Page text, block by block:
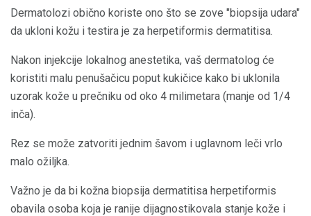
Dermatolozi obično koriste ono što se zove "biopsija udara"
da ukloni kožu i testira je za herpetiformis dermatitisa.
Nakon injekcije lokalnog anestetika, vaš dermatolog će
koristiti malu penušačicu poput kukičice kako bi uklonila
uzorak kože u prečniku od oko 4 milimetara (manje od 1/4
inča).
Rez se može zatvoriti jednim šavom i uglavnom leči vrlo
malo ožiljka.
Važno je da bi kožna biopsija dermatitisa herpetiformis
obavila osoba koja je ranije dijagnostikovala stanje kože i